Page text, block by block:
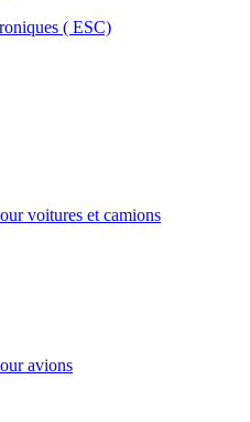
( ESC)
voitures et camions
avions